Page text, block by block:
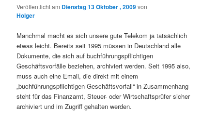
Veröffentlicht am Dienstag 13 Oktober , 2009von
Holger
Manchmal macht es sich unsere gute Telekom ja tatsächlich
etwas leicht. Bereits seit 1995 müssen in Deutschland alle
Dokumente, die sich auf buchführungspflichtigen
Geschäftsvorfälle beziehen, archiviert werden. Seit 1995 also,
muss auch eine Email, die direkt mit einem
„buchführungspflichtigen Geschäftsvorfall“ in Zusammenhang
steht für das Finanzamt, Steuer- oder Wirtschaftsprüfer sicher
archiviert und im Zugriff gehalten werden.